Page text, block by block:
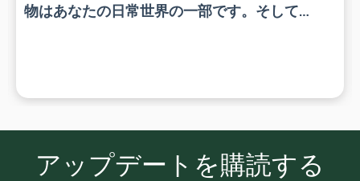
物はあなたの日常世界の一部です。そして…
アップデートを購読する